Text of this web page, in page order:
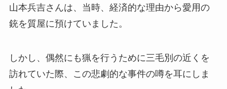
山本兵吉さんは、当時、経済的な理由から愛用の
銃を質屋に預けていました。
しかし、偶然にも猟を行うために三毛別の近くを
訪れていた際、この悲劇的な事件の噂を耳にしま